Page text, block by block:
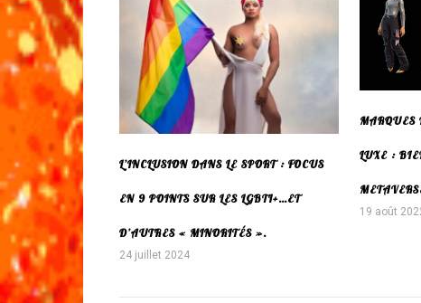
L’INCLUSION DANS LE SPORT : FOCUS
EN 9 POINTS SUR LES LGBTI+…ET
D’AUTRES « MINORITÉS ».
24 juillet 2024
MARQUES
LUXE :
19 août